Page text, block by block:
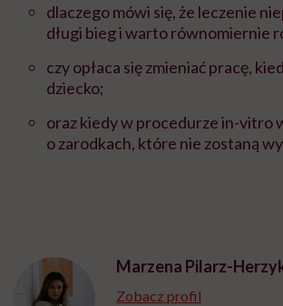
dlaczego mówi się, że leczenie
długi bieg i warto równomiernie
czy opłaca się zmieniać pracę,
dziecko;
oraz kiedy w procedurze in-vitro
o zarodkach, które nie zostaną
Marzena Pilarz-
Zobacz profil